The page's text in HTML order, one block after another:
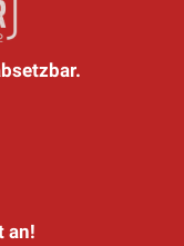
an!